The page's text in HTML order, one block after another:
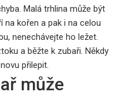
Malá trhlina může být
kořen a pak i na celou
nenechávejte ho ležet.
a běžte k zubaři. Někdy
přilepit.
může